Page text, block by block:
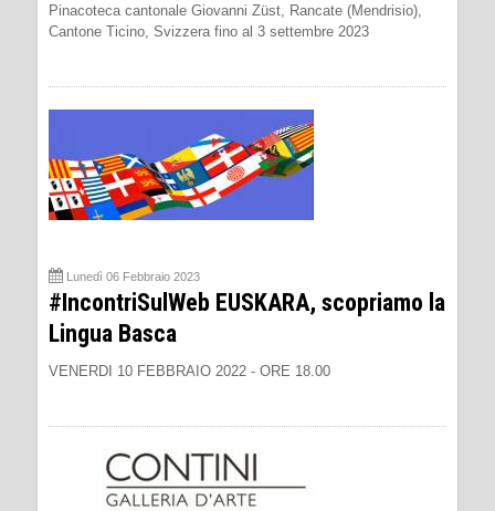
Pinacoteca cantonale Giovanni Züst, Rancate (Mendrisio),
Cantone Ticino, Svizzera fino al 3 settembre 2023
Lunedì 06 Febbraio 2023
#IncontriSulWeb EUSKARA, scopriamo la
Lingua Basca
VENERDI 10 FEBBRAIO 2022 - ORE 18.00